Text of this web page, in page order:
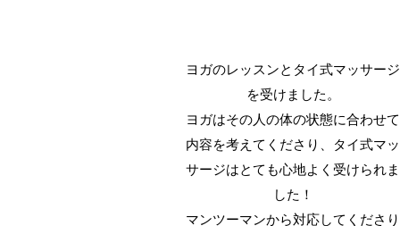
ヨガのレッスンとタイ式マッサージ
を受けました。
ヨガはその人の体の状態に合わせて
内容を考えてくださり、タイ式マッ
サージはとても心地よく受けられま
した！
マンツーマンから対応してくださり